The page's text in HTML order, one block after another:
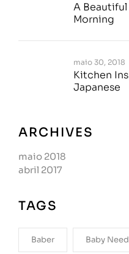
A Beautiful
Morning
maio 30, 2018
Kitchen
Japanese
ARCHIVES
maio 2018
abril 2017
TAGS
Baber Baby